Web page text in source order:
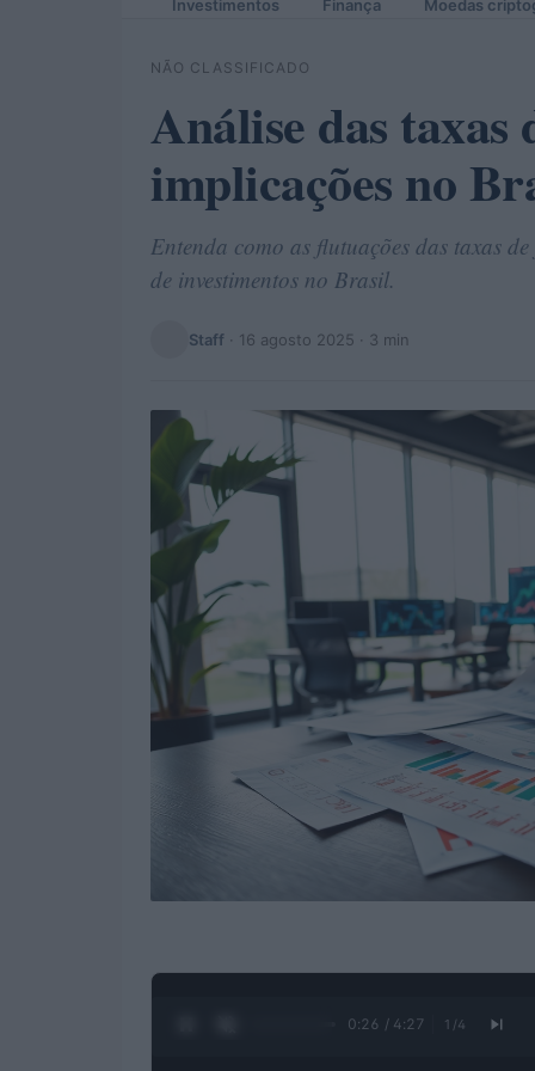
Investimentos Finança Moedas
NÃO CLASSIFICADO
Análise das taxas
implicações no
Entenda como as flutuações das taxas
de investimentos no Brasil.
Staff · 16 agosto 2025 · 3 min
0:28 / 4:27 1 /4